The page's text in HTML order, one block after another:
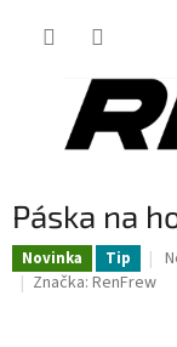
Páska na
Novinka Tip
Značka: RenFrew